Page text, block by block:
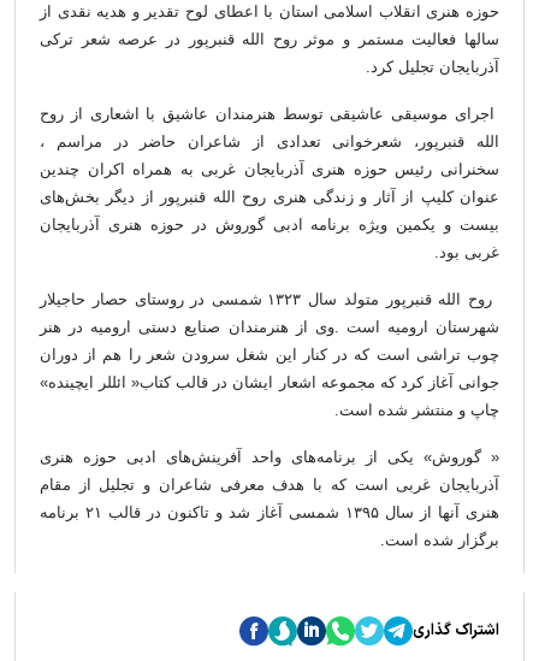
حوزه هنری انقلاب اسلامی استان با اعطای لوح تقدیر و هدیه نقدی از
سالها فعالیت مستمر و موثر روح الله قنبرپور در عرصه شعر ترکی
آذربایجان تجلیل کرد.
اجرای موسیقی عاشیقی توسط هنرمندان عاشیق با اشعاری از روح
الله قنبرپور، شعرخوانی تعدادی از شاعران حاضر در مراسم ،
سخنرانی رئیس حوزه هنری آذربایجان غربی به همراه اکران چندین
عنوان کلیپ از آثار و زندگی هنری روح الله قنبرپور از دیگر بخش‌های
بیست و یکمین ویژه برنامه ادبی گوروش در حوزه هنری آذربایجان
غربی بود.
روح الله قنبرپور متولد سال ۱۳۲۳ شمسی در روستای حصار حاجیلار
شهرستان ارومیه است .وی از هنرمندان صنایع دستی ارومیه در هنر
چوب تراشی است که در کنار این شغل سرودن شعر را هم از دوران
جوانی آغاز کرد که مجموعه اشعار ایشان در قالب کتاب« ائللر ایچینده»
چاپ و منتشر شده است.
« گوروش» یکی از برنامه‌های واحد آفرینش‌های ادبی حوزه هنری
آذربایجان غربی است که با هدف معرفی شاعران و تجلیل از مقام
هنری آنها از سال ۱۳۹۵ شمسی آغاز شد و تاکنون در قالب ۲۱ برنامه
برگزار شده است.
اشتراک گذاری